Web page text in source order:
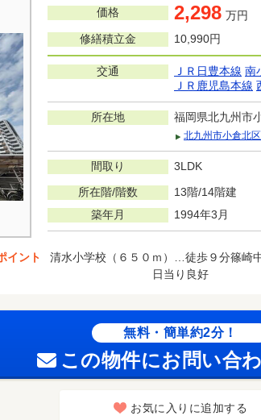
価格 2,298 万円 (
修繕積立金
10,990円
交通 ＪＲ日豊本線 南
ＪＲ鹿児島本線
所在地 福岡県北九州市
北九州市小倉北
間取り 3LDK
所在階/階数
13階/14階建
築年月
1994年3月
イント
清水小学校（６５０ｍ）…徒歩９分篠崎
日当り良好
無料・簡単約2分！
この物件にお問い合
お気に入りに追加する